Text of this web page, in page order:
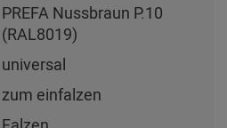
PREFA Nussbraun P.10
(RAL8019)
universal
zum einfalzen